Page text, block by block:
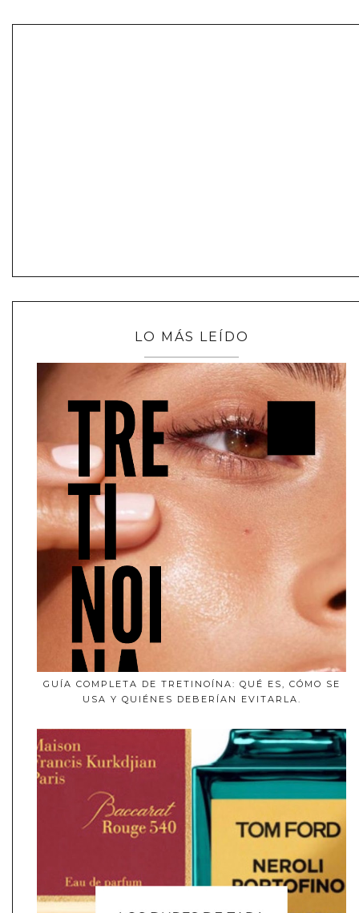
LO MÁS LEÍDO
GUÍA COMPLETA DE TRETINOÍNA: QUÉ ES, CÓMO SE
USA Y QUIÉNES DEBERÍAN EVITARLA.